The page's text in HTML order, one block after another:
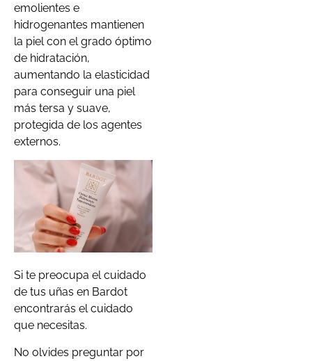
emolientes e
hidrogenantes mantienen
la piel con el grado óptimo
de hidratación,
aumentando la elasticidad
para conseguir una piel
más tersa y suave,
protegida de los agentes
externos.
Si te preocupa el cuidado
de tus uñas en Bardot
encontrarás el cuidado
que necesitas.
No olvides preguntar por